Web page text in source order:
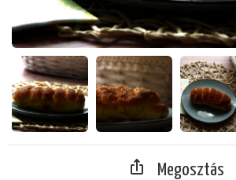
Megosztás